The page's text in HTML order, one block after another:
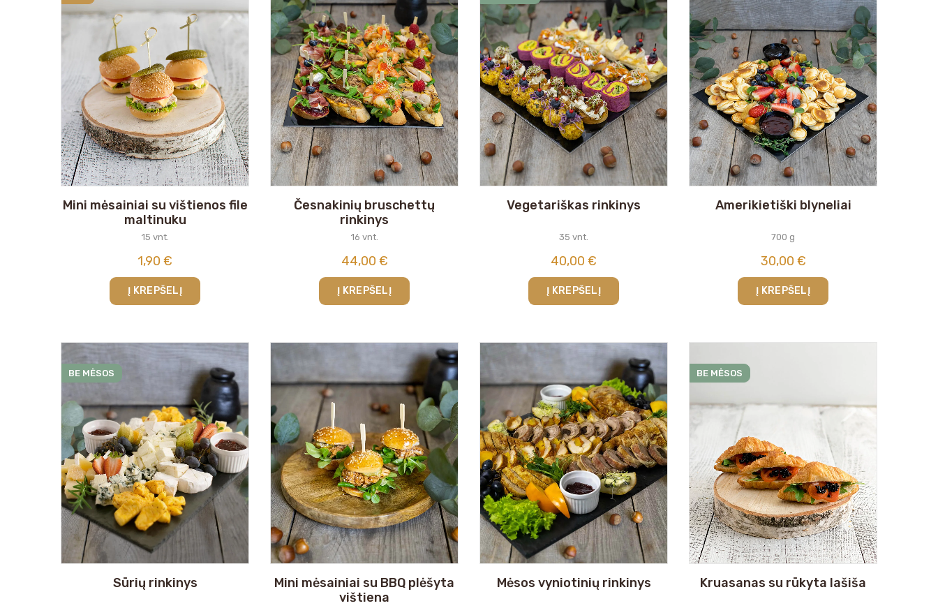
Mini mėsainiai su vištienos file
maltinuku
15 vnt.
1,90 €
Į KREPŠELĮ
Česnakinių bruschettų
rinkinys
16 vnt.
44,00 €
Į KREPŠELĮ
Vegetariškas rinkinys
35 vnt.
40,00 €
Į KREPŠELĮ
Amerikietiški blyneliai
700 g
30,00 €
Į KREPŠELĮ
BE MĖSOS
Sūrių rinkinys
Mini mėsainiai su BBQ plėšyta
vištiena
Mėsos vyniotinių rinkinys
BE MĖSOS
Kruasanas su rūkyta lašiša